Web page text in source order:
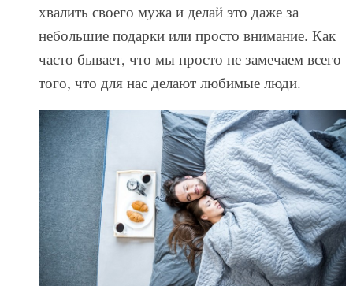
хвалить своего мужа и делай это даже за
небольшие подарки или просто внимание. Как
часто бывает, что мы просто не замечаем всего
того, что для нас делают любимые люди.